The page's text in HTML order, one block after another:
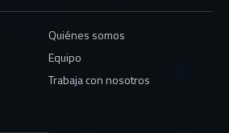
Quiénes somos
Equipo
Trabaja con nosotros